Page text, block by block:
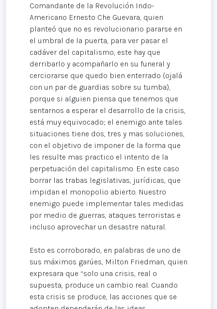
Comandante de la Revolución Indo-
Americano Ernesto Che Guevara, quien
planteó que no es revolucionario pararse en
el umbral de la puerta, para ver pasar el
cadáver del capitalismo, este hay que
derribarlo y acompañarlo en su funeral y
cerciorarse que quedo bien enterrado (ojalá
con un par de guardias sobre su tumba),
porque si alguien piensa que tenemos que
sentarnos a esperar el desarrollo de la crisis,
está muy equivocado; el enemigo ante tales
situaciones tiene dos, tres y mas soluciones,
con el objetivo de imponer de la forma que
les resulte mas practico el intento de la
perpetuación del capitalismo. En este caso
borrar las trabas legislativas, jurídicas, que
impidan el monopolio abierto. Nuestro
enemigo puede implementar tales medidas
por medio de guerras, ataques terroristas e
incluso aprovechar un desastre natural.
Esto es corroborado, en palabras de uno de
sus máximos garúes, Milton Friedman, quien
expresara que “solo una crisis, real o
supuesta, produce un cambio real. Cuando
esta crisis se produce, las acciones que se